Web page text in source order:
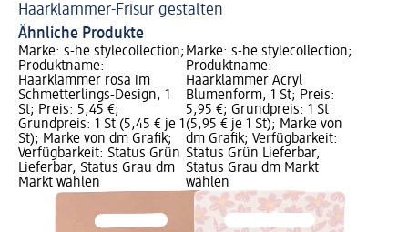
Haarklammer-Frisur gestalten
Ähnliche Produkte
Marke: s-he stylecollection;
Produktname:
Haarklammer rosa im
Schmetterlings-Design, 1
St; Preis: 5,45 €;
Grundpreis: 1 St (5,45 € je 1
St); Marke von dm Grafik;
Verfügbarkeit: Status Grün
Lieferbar, Status Grau dm
Markt wählen
Marke: s-he stylecollection;
Produktname:
Haarklammer Acryl
Blumenform, 1 St; Preis:
5,95 €; Grundpreis: 1 St
(5,95 € je 1 St); Marke von
dm Grafik; Verfügbarkeit:
Status Grün Lieferbar,
Status Grau dm Markt
wählen